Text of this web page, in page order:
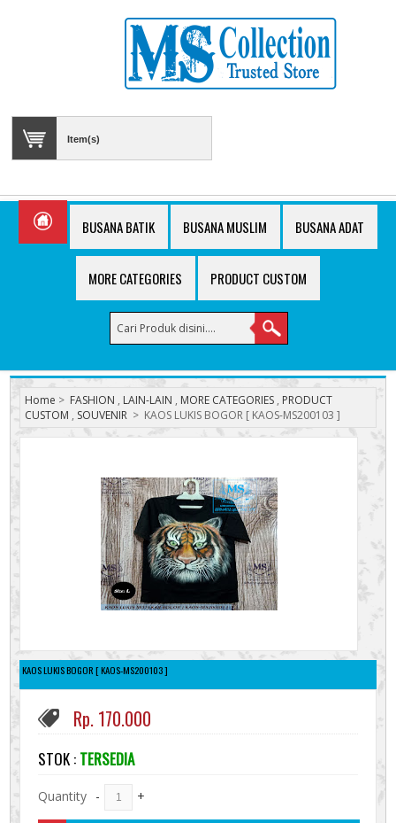
Item(s)
BUSANA BATIK BUSANA MUSLIM BUSANA ADAT
MORE CATEGORIES PRODUCT CUSTOM
Home > FASHION , LAIN-LAIN , MORE CATEGORIES , PRODUCT
CUSTOM , SOUVENIR > KAOS LUKIS BOGOR [ KAOS-MS200103 ]
KAOS LUKIS BOGOR [ KAOS-MS200103 ]
Rp. 170.000
STOK : TERSEDIA
Quantity - +